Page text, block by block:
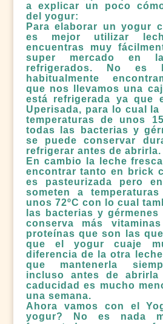
a explicar un poco
del yogur:
Para elaborar un yogur
es mejor utilizar
encuentras muy
super mercado en
refrigerados. No es
habitualmente
que nos llevamos una
está refrigerada ya que
Uperisada, para lo cual la
temperaturas de unos
todas las bacterias y
se puede conservar
refrigerar antes de abrirla.
En cambio la leche
encontrar tanto en brick
es pasteurizada pero
someten a
unos 72ºC con lo cual
las bacterias y
conserva más
proteínas que son las
que el yogur cuaje
diferencia de la otra
que mantenerla
incluso antes de
caducidad es mucho
una semana.
Ahora vamos con el
yogur? No es nada